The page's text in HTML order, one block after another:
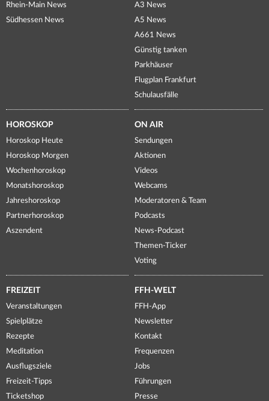
Rhein-Main News
Südhessen News
A3 News
A5 News
A661 News
Günstig tanken
Parkhäuser
Flugplan Frankfurt
Schulausfälle
HOROSKOP
Horoskop Heute
Horoskop Morgen
Wochenhoroskop
Monatshoroskop
Jahreshoroskop
Partnerhoroskop
Aszendent
ON AIR
Sendungen
Aktionen
Videos
Webcams
Moderatoren & Team
Podcasts
News-Podcast
Themen-Ticker
Voting
FREIZEIT
Veranstaltungen
Spielplätze
Rezepte
Meditation
Ausflugsziele
Freizeit-Tipps
Ticketshop
FFH-WELT
FFH-App
Newsletter
Kontakt
Frequenzen
Jobs
Führungen
Presse